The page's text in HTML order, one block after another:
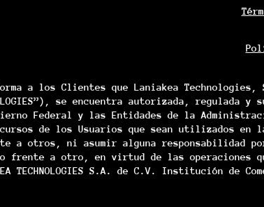
a los Clientes que Laniakea Technologies, S.A.
se encuentra autorizada,
Federal y las Entidades de la
de los Usuarios que sean utilizados en las
a otros, ni asumir alguna responsabilidad por
frente a otro, en virtud de las operaciones
TECHNOLOGIES S.A. de C.V. Institución de